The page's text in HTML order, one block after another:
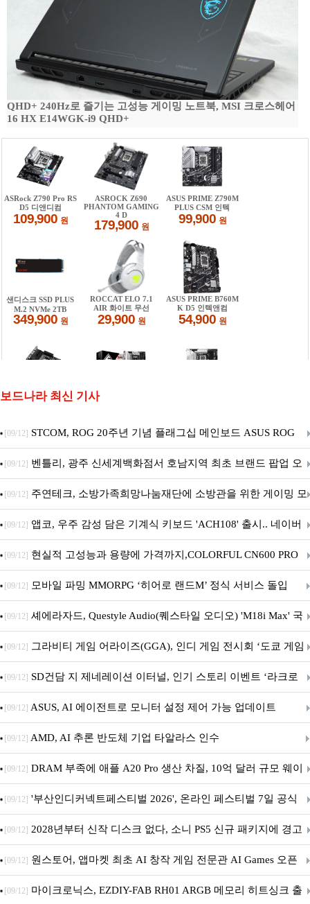
QHD+ 240Hz로 즐기는 고성능 게이밍 노트북, MSI 크로스헤어
16 HX E14WGK-i9 QHD+
보드나라 최신 기사
[09/12] STCOM, ROG 20주년 기념 플래그십 메인보드 ASUS ROG
Crosshair X870E EDITION 20 국내 출시 예정
[09/12] 벤틀리, 광주 신세계백화점서 호남지역 최초 브랜드 팝업 오
픈
[09/12] 주연테크, 소방가족희망나눔재단에 소방관을 위한 게이밍 모
니터·스마트 펫 침대 기부
[09/12] 앱코, 우주 감성 담은 기계식 키보드 'ACH108' 출시.. 네이버
브랜드데이 기획전 진행
[09/12] 현실적 고성능과 용량에 가격까지,COLORFUL CN600 PRO
M.2 NVMe 디앤디컴 1TB
[09/12] 모바일 파밍 MMORPG ‘히어로 랜드M’ 정식 서비스 돌입
[09/12] 셰에라자드, Questyle Audio(퀘스타일 오디오) 'M18i Max' 국
내 정식 출시
[09/12] 그라비티 게임 어라이즈(GGA), 인디 게임 전시회 ‘도쿄 게임
던전 13’ 참가!
[09/12] SD건담 지 제네레이션 이터널, 인기 스토리 이벤트 ‘라크로
아의 용사’ 재개최 및 풍성한 기념 이벤트 실시!
[09/12] ASUS, AI 에이전트로 모니터 설정 제어 가능 업데이트
[09/12] AMD, AI 추론 반도체 기업 타알라스 인수
[09/12] DRAM 부족에 애플 A20 Pro 생산 차질, 10억 달러 규모 웨이
퍼 대기
[09/12] '부산인디커넥트페스티벌 2026', 온라인 페스티벌 7일 공식
개막... 22일간 진행
[09/12] 2028년부터 신작 디스크 없다, 소니 PS5 신규 패키지에 경고
문 추가
[09/12] 원스토어, 앱마켓 최초 AI 창작 게임 전문관 AI Games 오픈
[09/12] 마이크로닉스, EZDIY-FAB RH01 ARGB 메모리 히트싱크 출